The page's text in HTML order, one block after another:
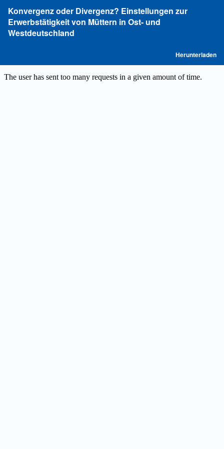
Artikeldetails
zurückkehren
Konvergenz oder Divergenz? Einstellungen zur
Erwerbstätigkeit von Müttern in Ost- und
Westdeutschland
Herunterladen